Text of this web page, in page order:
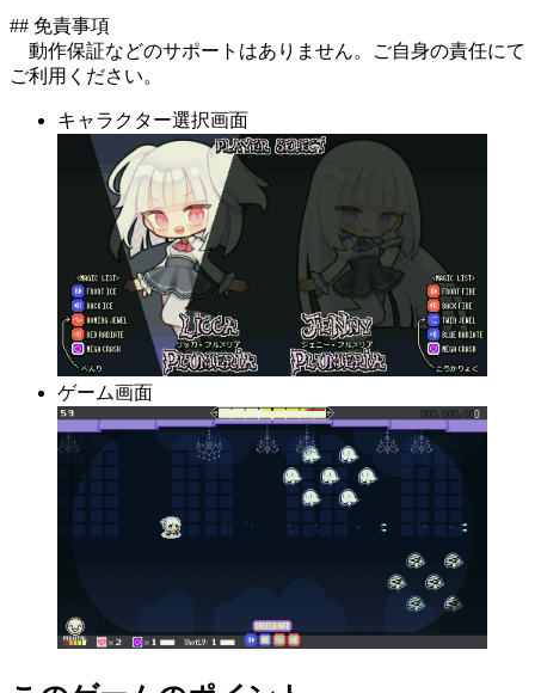
## 免責事項
動作保証などのサポートはありません。ご自身の責任にて
ご利用ください。
キャラクター選択画面
ゲーム画面